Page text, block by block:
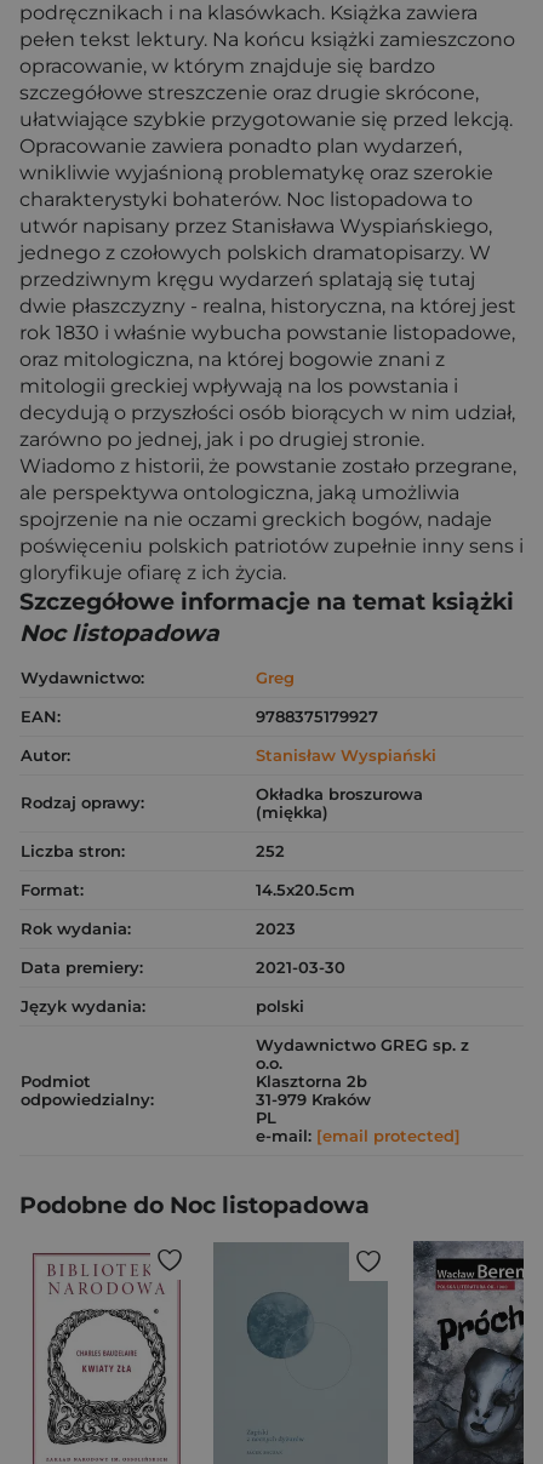
podręcznikach i na klasówkach. Książka zawiera
pełen tekst lektury. Na końcu książki zamieszczono
opracowanie, w którym znajduje się bardzo
szczegółowe streszczenie oraz drugie skrócone,
ułatwiające szybkie przygotowanie się przed lekcją.
Opracowanie zawiera ponadto plan wydarzeń,
wnikliwie wyjaśnioną problematykę oraz szerokie
charakterystyki bohaterów. Noc listopadowa to
utwór napisany przez Stanisława Wyspiańskiego,
jednego z czołowych polskich dramatopisarzy. W
przedziwnym kręgu wydarzeń splatają się tutaj
dwie płaszczyzny - realna, historyczna, na której jest
rok 1830 i właśnie wybucha powstanie listopadowe,
oraz mitologiczna, na której bogowie znani z
mitologii greckiej wpływają na los powstania i
decydują o przyszłości osób biorących w nim udział,
zarówno po jednej, jak i po drugiej stronie.
Wiadomo z historii, że powstanie zostało przegrane,
ale perspektywa ontologiczna, jaką umożliwia
spojrzenie na nie oczami greckich bogów, nadaje
poświęceniu polskich patriotów zupełnie inny sens i
gloryfikuje ofiarę z ich życia.
Szczegółowe informacje na temat książki
Noc listopadowa
Wydawnictwo:
Greg
EAN:
9788375179927
Autor:
Stanisław Wyspiański
Rodzaj oprawy:
Okładka broszurowa
(miękka)
Liczba stron:
252
Format:
14.5x20.5cm
Rok wydania:
2023
Data premiery:
2021-03-30
Język wydania:
polski
Podmiot
odpowiedzialny:
Wydawnictwo GREG sp. z
o.o.
Klasztorna 2b
31-979 Kraków
PL
e-mail: [email protected]
Podobne do Noc listopadowa